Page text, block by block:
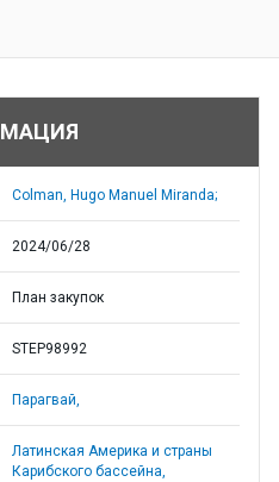
Colman, Hugo Manuel Miranda;
2024/06/28
План закупок
STEP98992
Парагвай,
Латинская Америка и страны
Карибского бассейна,